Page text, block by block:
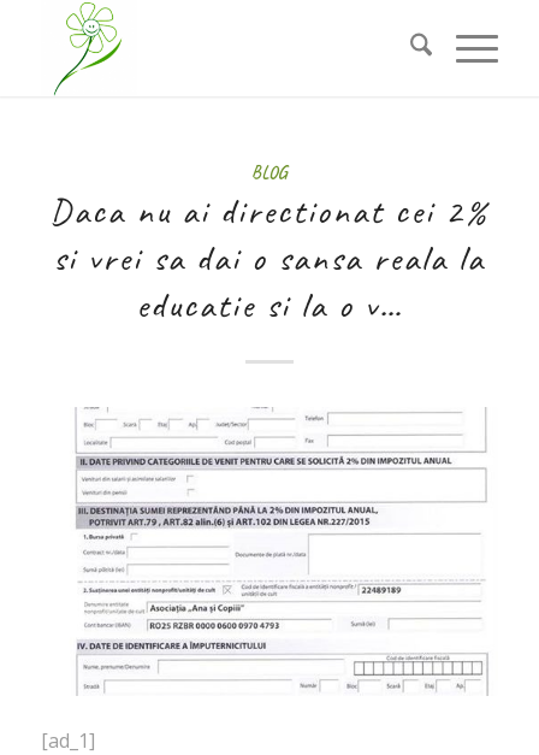
BLOG
Daca nu ai directionat cei 2%
si vrei sa dai o sansa reala la
educatie si la o v…
[ad_1]